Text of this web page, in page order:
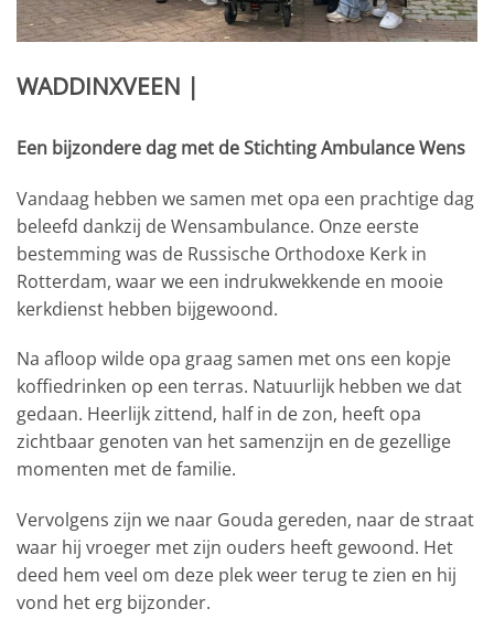
WADDINXVEEN |
Een bijzondere dag met de Stichting Ambulance Wens
Vandaag hebben we samen met opa een prachtige dag
beleefd dankzij de Wensambulance. Onze eerste
bestemming was de Russische Orthodoxe Kerk in
Rotterdam, waar we een indrukwekkende en mooie
kerkdienst hebben bijgewoond.
Na afloop wilde opa graag samen met ons een kopje
koffiedrinken op een terras. Natuurlijk hebben we dat
gedaan. Heerlijk zittend, half in de zon, heeft opa
zichtbaar genoten van het samenzijn en de gezellige
momenten met de familie.
Vervolgens zijn we naar Gouda gereden, naar de straat
waar hij vroeger met zijn ouders heeft gewoond. Het
deed hem veel om deze plek weer terug te zien en hij
vond het erg bijzonder.